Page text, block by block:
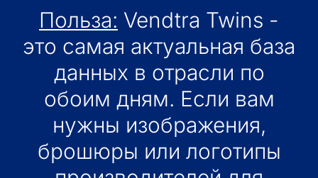
Польза: Vendtra Twins -
это самая актуальная база
данных в отрасли по
обоим дням. Если вам
нужны изображения,
брошюры или логотипы